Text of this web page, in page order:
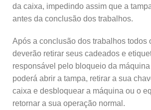
da caixa, impedindo assim que a
antes da conclusão dos trabalhos.
Após a conclusão dos trabalhos todos
deverão retirar seus cadeados e
responsável pelo bloqueio da
poderá abrir a tampa, retirar a sua
caixa e desbloquear a máquina ou o
retornar a sua operação normal.